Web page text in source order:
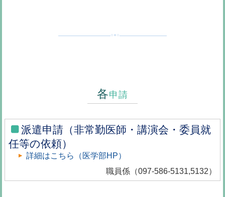
各申請
派遣申請（非常勤医師・講演会・委員就
任等の依頼）
詳細はこちら（医学部HP）
職員係（097-586-5131,5132）